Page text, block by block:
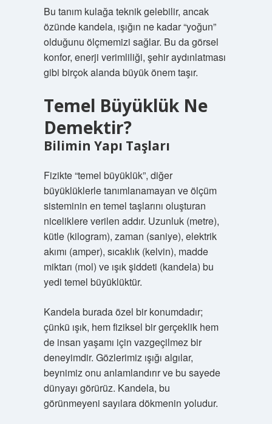
Bu tanım kulağa teknik gelebilir, ancak
özünde kandela, ışığın ne kadar “yoğun”
olduğunu ölçmemizi sağlar. Bu da görsel
konfor, enerji verimliliği, şehir aydınlatması
gibi birçok alanda büyük önem taşır.
Temel Büyüklük Ne
Demektir?
Bilimin Yapı Taşları
Fizikte “temel büyüklük”, diğer
büyüklüklerle tanımlanamayan ve ölçüm
sisteminin en temel taşlarını oluşturan
niceliklere verilen addır. Uzunluk (metre),
kütle (kilogram), zaman (saniye), elektrik
akımı (amper), sıcaklık (kelvin), madde
miktarı (mol) ve ışık şiddeti (kandela) bu
yedi temel büyüklüktür.
Kandela burada özel bir konumdadır;
çünkü ışık, hem fiziksel bir gerçeklik hem
de insan yaşamı için vazgeçilmez bir
deneyimdir. Gözlerimiz ışığı algılar,
beynimiz onu anlamlandırır ve bu sayede
dünyayı görürüz. Kandela, bu
görünmeyeni sayılara dökmenin yoludur.